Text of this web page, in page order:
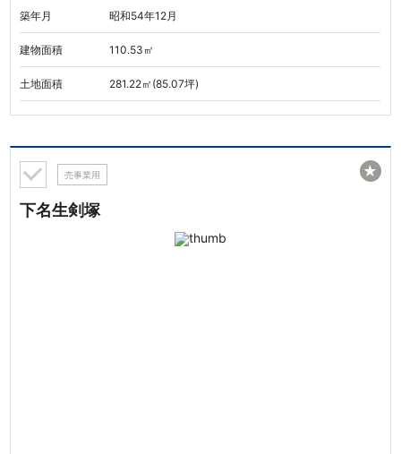
築年月 昭和54年12月
建物面積 110.53㎡
土地面積 281.22㎡(85.07坪)
売事業用
下名生剣塚
★